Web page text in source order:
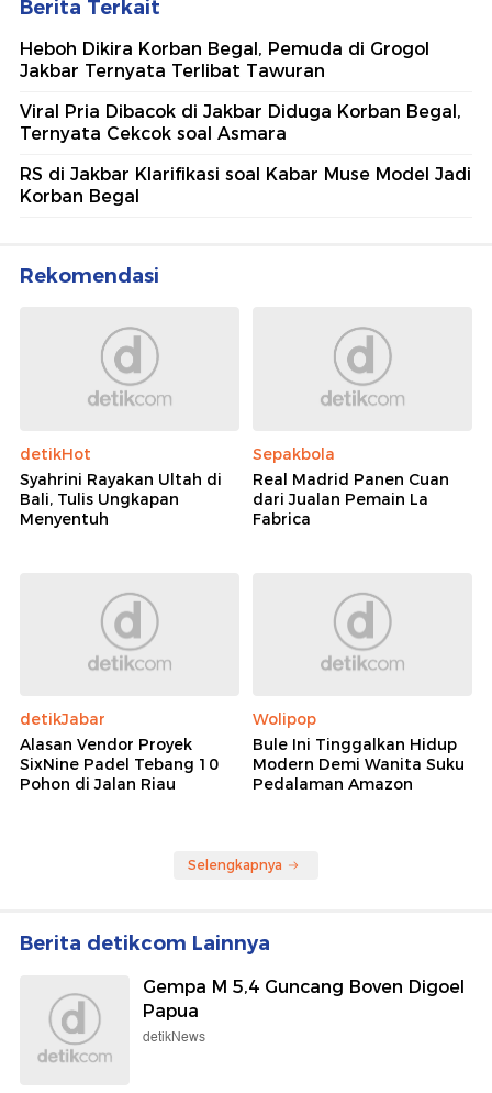
Berita Terkait
Heboh Dikira Korban Begal, Pemuda di Grogol
Jakbar Ternyata Terlibat Tawuran
Viral Pria Dibacok di Jakbar Diduga Korban Begal,
Ternyata Cekcok soal Asmara
RS di Jakbar Klarifikasi soal Kabar Muse Model Jadi
Korban Begal
Rekomendasi
detikHot
Syahrini Rayakan Ultah di
Bali, Tulis Ungkapan
Menyentuh
Sepakbola
Real Madrid Panen Cuan
dari Jualan Pemain La
Fabrica
detikJabar
Alasan Vendor Proyek
SixNine Padel Tebang 10
Pohon di Jalan Riau
Wolipop
Bule Ini Tinggalkan Hidup
Modern Demi Wanita Suku
Pedalaman Amazon
Selengkapnya
Berita detikcom Lainnya
Gempa M 5,4 Guncang Boven Digoel
Papua
detikNews